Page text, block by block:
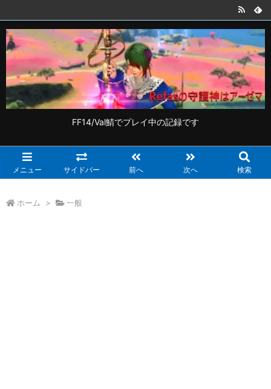
FF14/Val鯖でプレイ中の記録です
メニュー サイドバー 前へ 次へ 検索
ホーム > 一般